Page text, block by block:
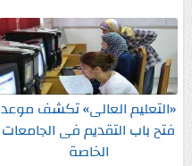
«التعليم العالى» تكشف موعد
فتح باب التقديم فى الجامعات
الخاصة